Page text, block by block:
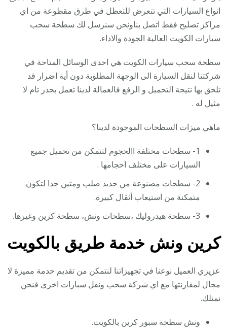
انواع السيارات التي تتعرض للتعطل في طرق مقطوعة من اي
مراكز تصليح فقط اتصل بناونحن سنرسل لك سطحة سحب
سيارات الكويت العالية الجودة والاداء.
سطحة سحب سيارات الكويت هي احدى الوسائل المتاحة في
شركتنا لنقل السيارة الى الوجهة المطلوبة دون أية اضرار قد
تلحق بها نتيجة التحميل و الرفع فالعمالة لدينا تعمل بحذر تام لا
مثيل له .
ماهي ميزات السطحات الموجودة لدينا؟
1- سطحات مختلفة االحجوم لتتمكن من تحميل جميع
السيارات على مختلف احجامها .
2- سطحات مصنوعة من حديد صلب ومتين جدا لتكون
متمكنة من استيعاب أثقال كبيرة.
3- سطحة هيدروليك ،سطحات ونش، سطحة كرين وغيرها.
كرين ونش خدمة طريق بالكويت
عزيزي العميل نوعنا في تجهيزاتنا لنتمكن من تقديم خدمة مميزة لا
مجال لمقارنتها مع اي شركة سحب ونقل سيارات اخرى فنحن
نمتلك.
ونش سطحة سبور كرين بالكويت.